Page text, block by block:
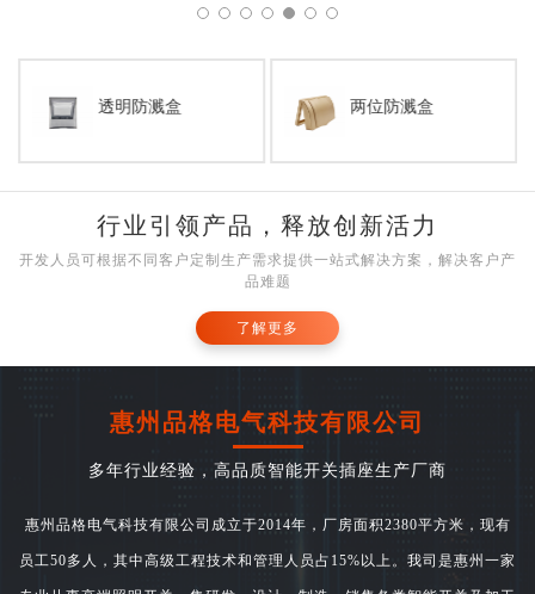
透明防溅盒 两位防溅盒
行业引领产品，释放创新活力
开发人员可根据不同客户定制生产需求提供一站式解决方案，解决客户产
品难题
了解更多
惠州品格电气科技有限公司
多年行业经验，高品质智能开关插座生产厂商
惠州品格电气科技有限公司成立于2014年，厂房面积2380平方米，现有
员工50多人，其中高级工程技术和管理人员占15%以上。我司是惠州一家